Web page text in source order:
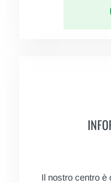
Il nostro centro è